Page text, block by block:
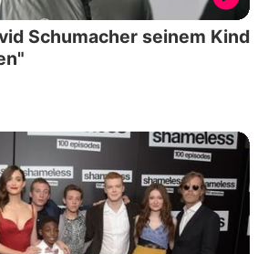
Schumacher seinem Kind